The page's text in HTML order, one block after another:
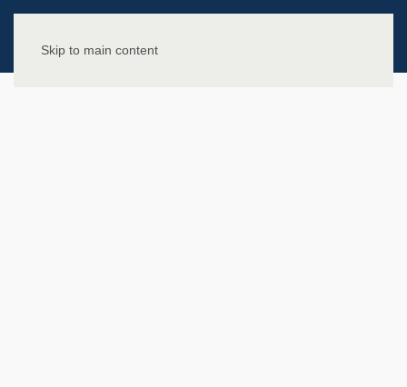
Skip to main content